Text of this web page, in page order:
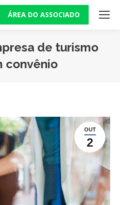
ÁREA DO ASSOCIADO
de turismo
convênio
OUT
2